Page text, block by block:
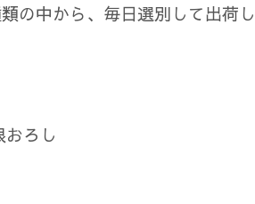
の中から、毎日選別して出荷し
ろし